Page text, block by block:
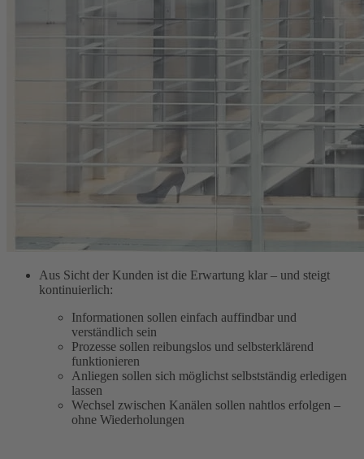
Aus Sicht der Kunden ist die Erwartung klar – und steigt
kontinuierlich:
Informationen sollen einfach auffindbar und
verständlich sein
Prozesse sollen reibungslos und selbsterklärend
funktionieren
Anliegen sollen sich möglichst selbstständig erledigen
lassen
Wechsel zwischen Kanälen sollen nahtlos erfolgen –
ohne Wiederholungen